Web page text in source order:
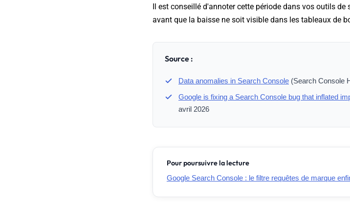
Il est conseillé d'annoter cette période dans vos outils
avant que la baisse ne soit visible dans les tableaux de
Source :
Data anomalies in Search Console (Search Console
Google is fixing a Search Console bug that inflated
avril 2026
Pour poursuivre la lecture
Google Search Console : le filtre requêtes de marque